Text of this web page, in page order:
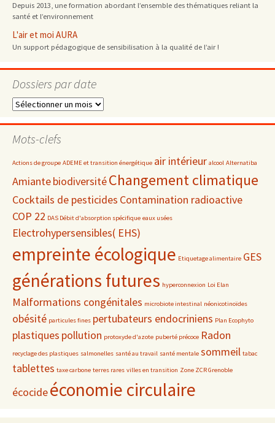
Depuis 2013, une formation abordant l’ensemble des thématiques reliant la
santé et l’environnement
L'air et moi AURA
Un support pédagogique de sensibilisation à la qualité de l’air !
Dossiers par date
Dossiers
date
Mots-clefs
Actions de groupe ADEME et transition énergétique air intérieur alcool Alternatiba
AmiantebiodiversitéChangement climatique
Cocktails de pesticides Contamination radioactive
COP 22 DAS Débit d'absorption spécifique eaux usées
Electrohypersensibles( EHS)
empreinte écologique Etiquetage alimentaire GES
générations futures hyperconnexion Loi Elan
Malformations congénitales microbiote intestinal néonicotinoïdes
obésité particules fines pertubateurs endocriniens Plan Ecophyto
plastiques pollution protoxyde d'azote puberté précoce Radon
recyclage des plastiques salmonelles santé au travail santé mentale sommeil tabac
tablettes taxe carbone terres rares villes en transition Zone ZCR Grenoble
écocideéconomie circulaire